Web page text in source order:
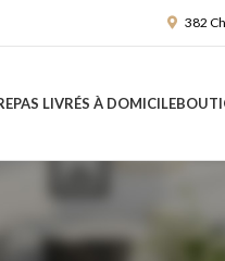
382
LIVRÉS À DOMICILE